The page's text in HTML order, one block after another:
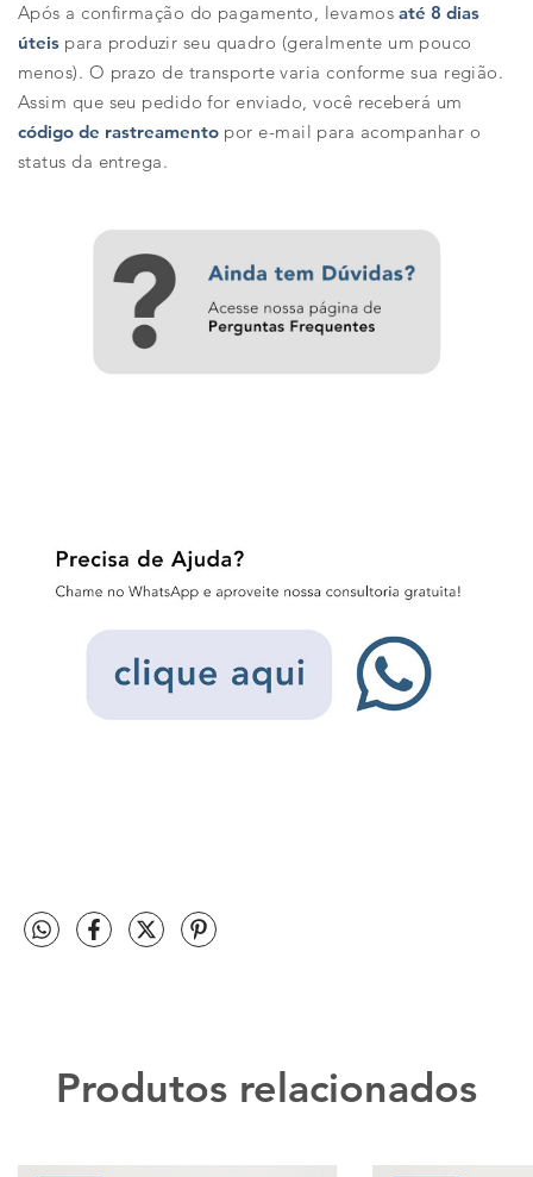
Após a confirmação do pagamento, levamosaté 8 dias
úteis para produzir seu quadro (geralmente um pouco
menos). O prazo de transporte varia conforme sua região.
Assim que seu pedido for enviado, você receberá um
código de rastreamento por e-mail para acompanhar o
status da entrega.
Produtos relacionados